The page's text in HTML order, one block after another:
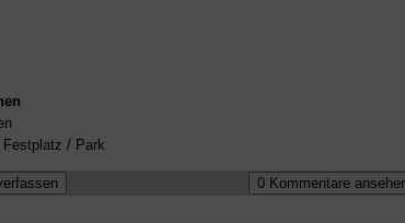
Festplatz / Park